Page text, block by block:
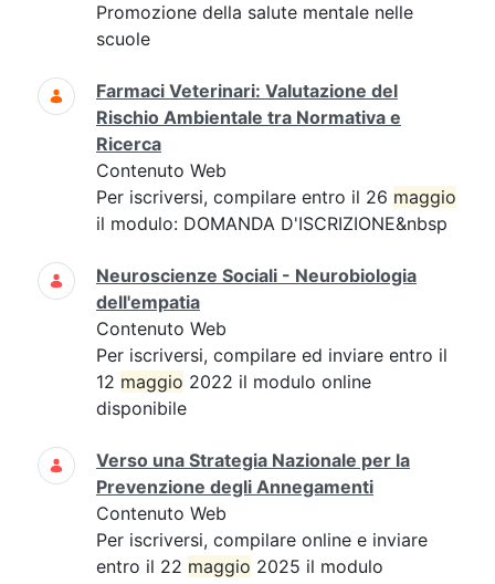
Promozione della salute mentale nelle
scuole
Farmaci Veterinari: Valutazione del
Rischio Ambientale tra Normativa e
Ricerca
Contenuto Web
Per iscriversi, compilare entro il 26 maggio
il modulo: DOMANDA D'ISCRIZIONE&nbsp
Neuroscienze Sociali - Neurobiologia
dell'empatia
Contenuto Web
Per iscriversi, compilare ed inviare entro il
12 maggio 2022 il modulo online
disponibile
Verso una Strategia Nazionale per la
Prevenzione degli Annegamenti
Contenuto Web
Per iscriversi, compilare online e inviare
entro il 22 maggio 2025 il modulo